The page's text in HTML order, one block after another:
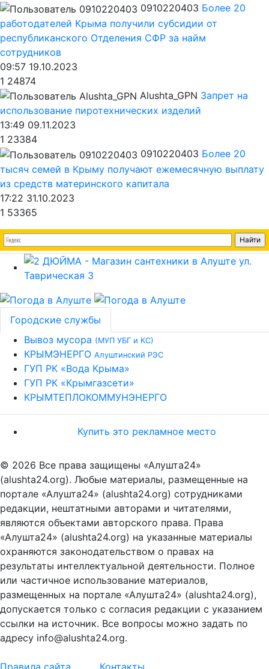
0910220403 Более 20
работодателей Крыма получили субсидии от
республиканского Отделения СФР за найм
сотрудников
09:57 19.10.2023
1 24874
Alushta_GPN Запрет на
использование пиротехнических изделий
13:49 09.11.2023
1 23384
0910220403 Более 20
тысяч семей в Крыму получают ежемесячную выплату
из средств материнского капитала
17:22 31.10.2023
1 53365
Городские службы
Вывоз мусора (МУП УБГ и КС)
КРЫМЭНЕРГО Алуштинский РЭС
ГУП РК «Вода Крыма»
ГУП РК «Крымгазсети»
КРЫМТЕПЛОКОММУНЭНЕРГО
Купить это рекламное место
© 2026 Все права защищены «Алушта24»
(alushta24.org). Любые материалы, размещенные на
портале «Алушта24» (alushta24.org) сотрудниками
редакции, нештатными авторами и читателями,
являются объектами авторского права. Права
«Алушта24» (alushta24.org) на указанные материалы
охраняются законодательством о правах на
результаты интеллектуальной деятельности. Полное
или частичное использование материалов,
размещенных на портале «Алушта24» (alushta24.org),
допускается только с согласия редакции с указанием
ссылки на источник. Все вопросы можно задать по
адресу info@alushta24.org.